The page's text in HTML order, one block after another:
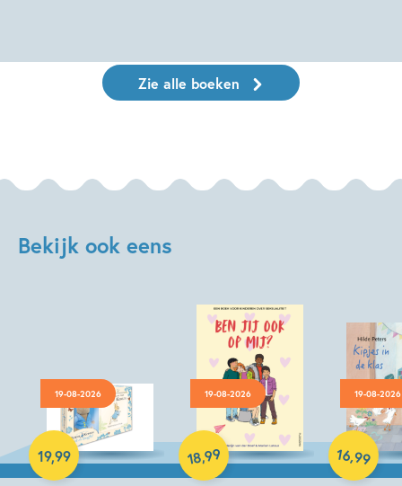
Zie alle boeken
Bekijk ook eens
19-08-2026
19,99
Hardcover
19-08-2026
18,99
Hardcover
19-08-2026
16,99
Hardcover